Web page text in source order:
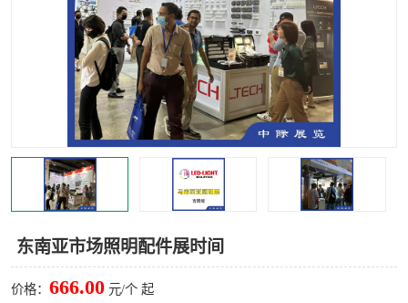
东南亚市场照明配件展时间
价格： 666.00 元/个 起
展